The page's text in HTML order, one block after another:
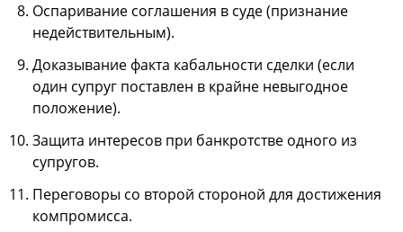
Оспаривание соглашения в суде (признание
недействительным).
Доказывание факта кабальности сделки (если
один супруг поставлен в крайне невыгодное
положение).
Защита интересов при банкротстве одного из
супругов.
Переговоры со второй стороной для достижения
компромисса.